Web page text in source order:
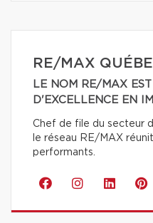
RE/MAX
LE NOM RE/MAX
D'EXCELLENCE EN
Chef de file du secteur
le réseau RE/MAX
performants.